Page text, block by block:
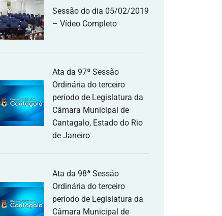
Sessão do dia 05/02/2019
– Vídeo Completo
Ata da 97ª Sessão
Ordinária do terceiro
período de Legislatura da
Câmara Municipal de
Cantagalo, Estado do Rio
de Janeiro
Ata da 98ª Sessão
Ordinária do terceiro
período de Legislatura da
Câmara Municipal de